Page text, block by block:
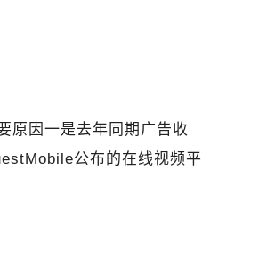
原因一是去年同期广告收
公布的在线视频平